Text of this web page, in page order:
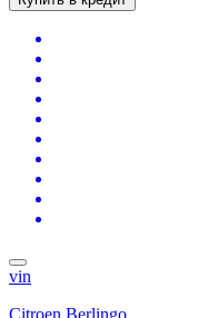
vin
Citroen Berlingo